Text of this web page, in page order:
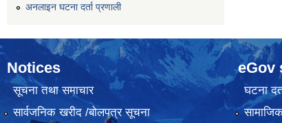
अनलाइन घटना दर्ता प्रणाली
Notices
सूचना तथा समाचार
सार्वजनिक खरीद /बोलपत्र सूचना
eGov
घटना